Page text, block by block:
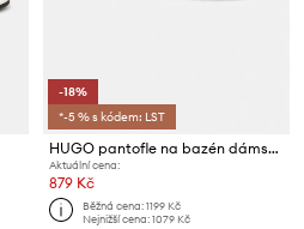
-18%
*-5 % s kódem: LST
HUGO pantofle na bazén dámské Timein
Aktuální cena:
879 Kč
Běžná cena:1199 Kč
Nejnižší cena:1079 Kč